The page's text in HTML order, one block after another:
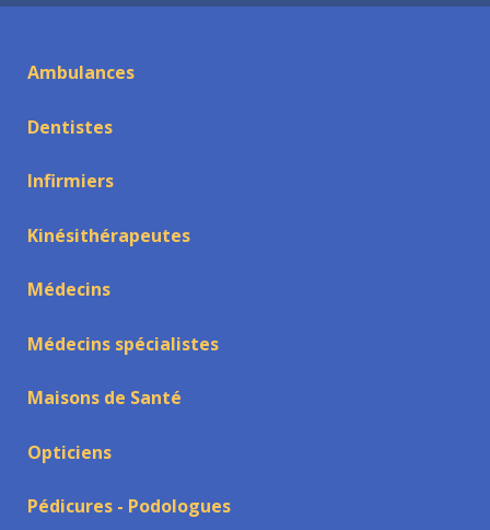
Ambulances
Dentistes
Infirmiers
Kinésithérapeutes
Médecins
Médecins spécialistes
Maisons de Santé
Opticiens
Pédicures - Podologues